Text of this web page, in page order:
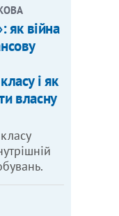
як війна
і як
власну